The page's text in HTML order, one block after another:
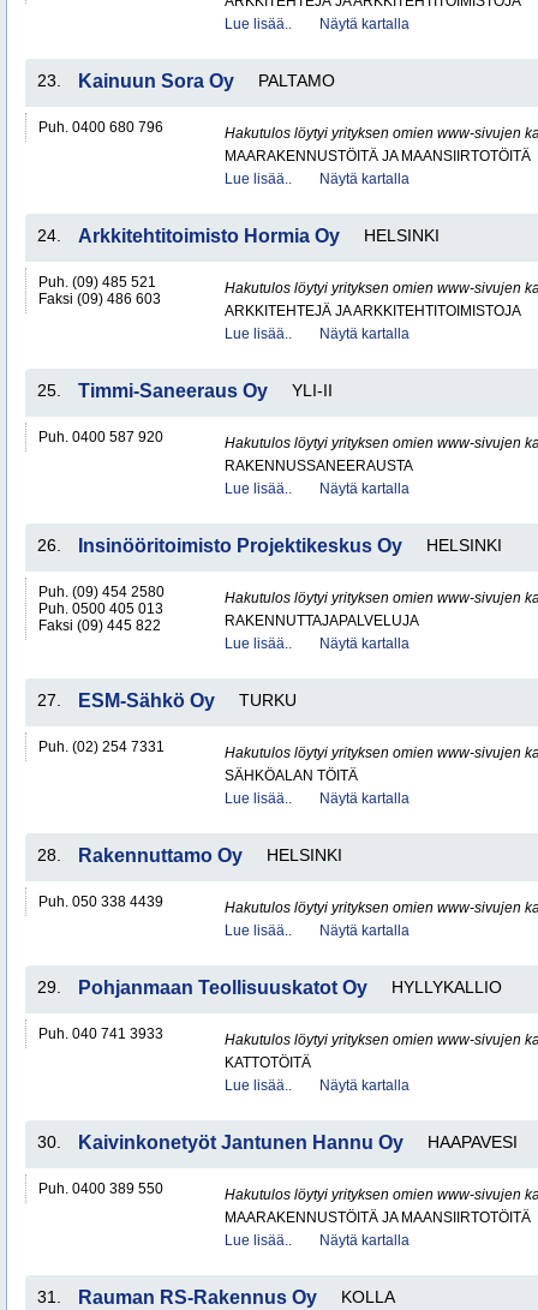
Lue lisää..
Näytä kartalla
23. Kainuun Sora Oy PALTAMO
Puh. 0400 680 796
Hakutulos löytyi yrityksen omien www-sivujen
MAARAKENNUSTÖITÄ JA MAANSIIRTOTÖITÄ
Lue lisää..
Näytä kartalla
24. Arkkitehtitoimisto Hormia Oy HELSINKI
Puh. (09) 485 521
Faksi (09) 486 603
Hakutulos löytyi yrityksen omien www-sivujen
ARKKITEHTEJÄ JA ARKKITEHTITOIMISTOJA
Lue lisää..
Näytä kartalla
25. Timmi-Saneeraus Oy YLI-II
Puh. 0400 587 920
Hakutulos löytyi yrityksen omien www-sivujen
RAKENNUSSANEERAUSTA
Lue lisää..
Näytä kartalla
26. Insinööritoimisto Projektikeskus Oy HELSINKI
Puh. (09) 454 2580
Puh. 0500 405 013
Faksi (09) 445 822
Hakutulos löytyi yrityksen omien www-sivujen
RAKENNUTTAJAPALVELUJA
Lue lisää..
Näytä kartalla
27. ESM-Sähkö Oy TURKU
Puh. (02) 254 7331
Hakutulos löytyi yrityksen omien www-sivujen
SÄHKÖALAN TÖITÄ
Lue lisää..
Näytä kartalla
28. Rakennuttamo Oy HELSINKI
Puh. 050 338 4439
Hakutulos löytyi yrityksen omien www-sivujen
Lue lisää..
Näytä kartalla
29. Pohjanmaan Teollisuuskatot Oy HYLLYKALLIO
Puh. 040 741 3933
Hakutulos löytyi yrityksen omien www-sivujen
KATTOTÖITÄ
Lue lisää..
Näytä kartalla
30. Kaivinkonetyöt Jantunen Hannu Oy HAAPAVESI
Puh. 0400 389 550
Hakutulos löytyi yrityksen omien www-sivujen
MAARAKENNUSTÖITÄ JA MAANSIIRTOTÖITÄ
Lue lisää..
Näytä kartalla
31. Rauman RS-Rakennus Oy KOLLA